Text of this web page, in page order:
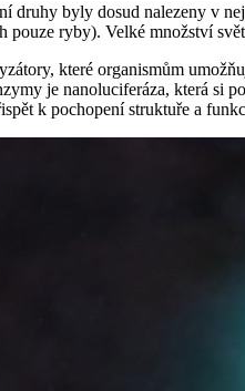
druhy byly dosud nalezeny v
pouze ryby). Velké množství
které organismům
je nanoluciferáza, která si
k pochopení struktuře a